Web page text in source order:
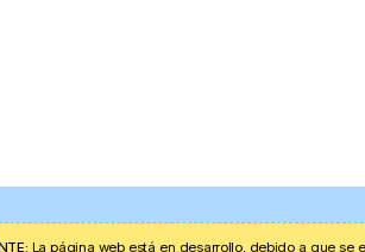
La página web está en desarrollo, debido a que